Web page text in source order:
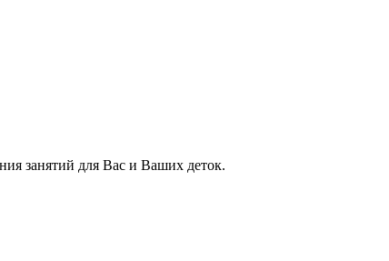
занятий для Вас и Ваших деток.